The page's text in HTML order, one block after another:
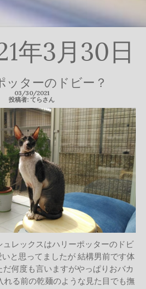
年3月30日
ッターのドビー？
03/30/2021
投稿者: てらさん
レックスはハリーポッターのドビ
と思ってましたが 結構男前です体
だ何度も言いますがやっぱりおバカ
れる前の乾麺のような見た目でも撫